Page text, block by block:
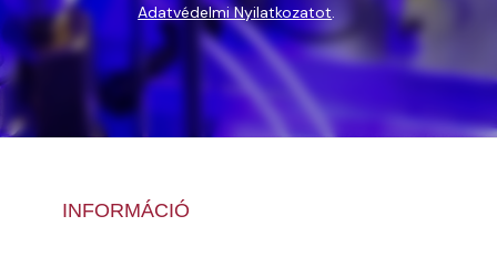
Adatvédelmi Nyilatkozatot.
INFORMÁCIÓ